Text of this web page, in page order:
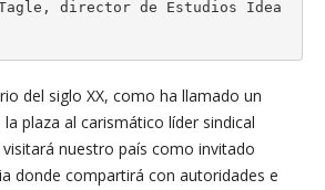
director de Estudios Idea
del siglo XX, como ha llamado un
plaza al carismático líder sindical
nuestro país como invitado
donde compartirá con autoridades e